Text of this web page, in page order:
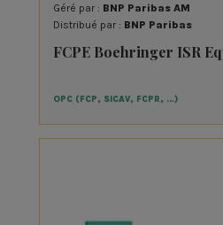
Géré par : BNP Paribas AM
Distribué par : BNP Paribas
FCPE Boehringer ISR
OPC (FCP, SICAV, FCPR, …)